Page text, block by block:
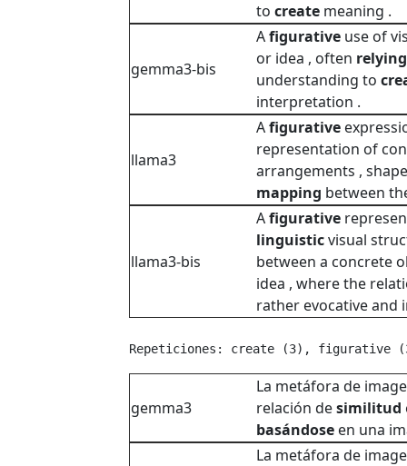
to create meaning .
gemma3-bis
Afigurative use of
or idea , often relying
understanding to
interpretation .
llama3
Afigurative
representation of
arrangements ,
mapping between
llama3-bis
Afigurative
linguisticvisual
between a concrete
idea , where the
rather evocative and
Repeticiones: create (3),
gemma3
La metáfora de
relación desimilitud
basándose en una
La metáfora de